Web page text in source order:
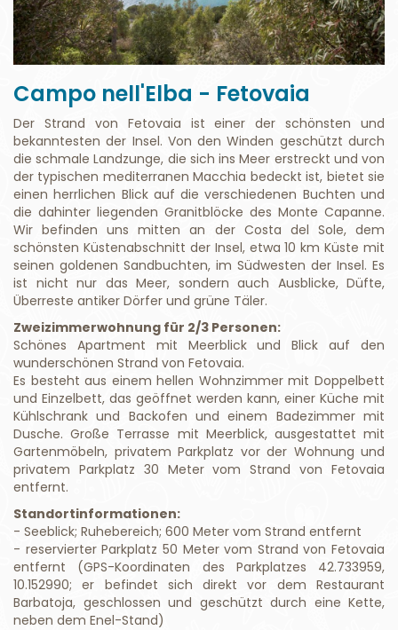
Campo nell'Elba - Fetovaia
Der Strand von Fetovaia ist einer der schönsten und
bekanntesten der Insel. Von den Winden geschützt durch
die schmale Landzunge, die sich ins Meer erstreckt und von
der typischen mediterranen Macchia bedeckt ist, bietet sie
einen herrlichen Blick auf die verschiedenen Buchten und
die dahinter liegenden Granitblöcke des Monte Capanne.
Wir befinden uns mitten an der Costa del Sole, dem
schönsten Küstenabschnitt der Insel, etwa 10 km Küste mit
seinen goldenen Sandbuchten, im Südwesten der Insel. Es
ist nicht nur das Meer, sondern auch Ausblicke, Düfte,
Überreste antiker Dörfer und grüne Täler.
Zweizimmerwohnung für 2/3 Personen:
Schönes Apartment mit Meerblick und Blick auf den
wunderschönen Strand von Fetovaia.
Es besteht aus einem hellen Wohnzimmer mit Doppelbett
und Einzelbett, das geöffnet werden kann, einer Küche mit
Kühlschrank und Backofen und einem Badezimmer mit
Dusche. Große Terrasse mit Meerblick, ausgestattet mit
Gartenmöbeln, privatem Parkplatz vor der Wohnung und
privatem Parkplatz 30 Meter vom Strand von Fetovaia
entfernt.
Standortinformationen:
- Seeblick; Ruhebereich; 600 Meter vom Strand entfernt
- reservierter Parkplatz 50 Meter vom Strand von Fetovaia
entfernt (GPS-Koordinaten des Parkplatzes 42.733959,
10.152990; er befindet sich direkt vor dem Restaurant
Barbatoja, geschlossen und geschützt durch eine Kette,
neben dem Enel-Stand)